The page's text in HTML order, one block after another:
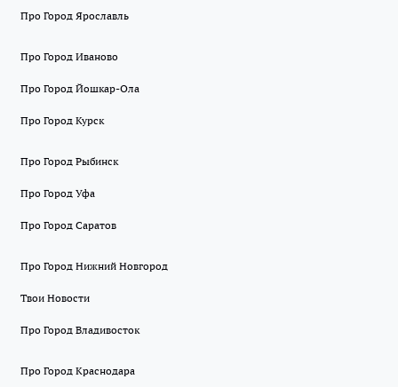
Про Город Ярославль
Про Город Иваново
Про Город Йошкар-Ола
Про Город Курск
Про Город Рыбинск
Про Город Уфа
Про Город Саратов
Про Город Нижний Новгород
Твои Новости
Про Город Владивосток
Про Город Краснодара